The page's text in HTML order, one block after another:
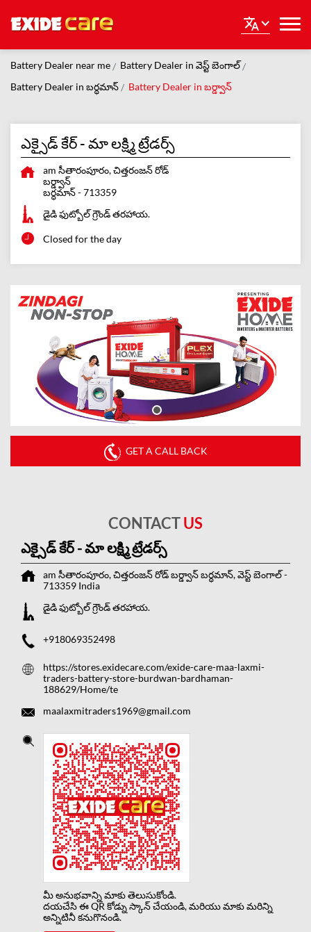
Battery Dealer near me
Battery Dealer in వెస్ట్ బెంగాల్
Battery Dealer in బర్ధమాన్
Battery Dealer in బర్డ్వాన్
ఎక్సైడ్ కేర్ - మా లక్ష్మి ట్రేడర్స్
am సీతారంపూరం, చిత్తరంజన్ రోడ్
బర్డ్వాన్
బర్ధమాన్-713359
డైడి ఫుట్బోల్ గ్రౌండ్ తరహాయ.
Closed for the day
GET A CALL BACK
CONTACTUS
ఎక్సైడ్ కేర్ - మా లక్ష్మి ట్రేడర్స్
am సీతారంపూరం, చిత్తరంజన్ రోడ్బర్డ్వాన్బర్ధమాన్, వెస్ట్ బెంగాల్-
713359 India
డైడి ఫుట్బోల్ గ్రౌండ్ తరహాయ.
+918069352498
https://stores.exidecare.com/exide-care-maa-laxmi-
traders-battery-store-burdwan-bardhaman-
188629/Home/te
maalaxmitraders1969@gmail.com
మీ అనుభవాన్ని మాకు తెలుసుకోండి.
దయచేసి ఈ QR కోడ్ను స్కాన్ చేయండి, మరియు మాకు మరిన్ని
అన్నిటినీ కనుగొనండి.